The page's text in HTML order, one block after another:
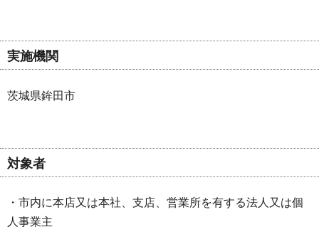
実施機関
茨城県鉾田市
対象者
・市内に本店又は本社、支店、営業所を有する法人又は個
人事業主